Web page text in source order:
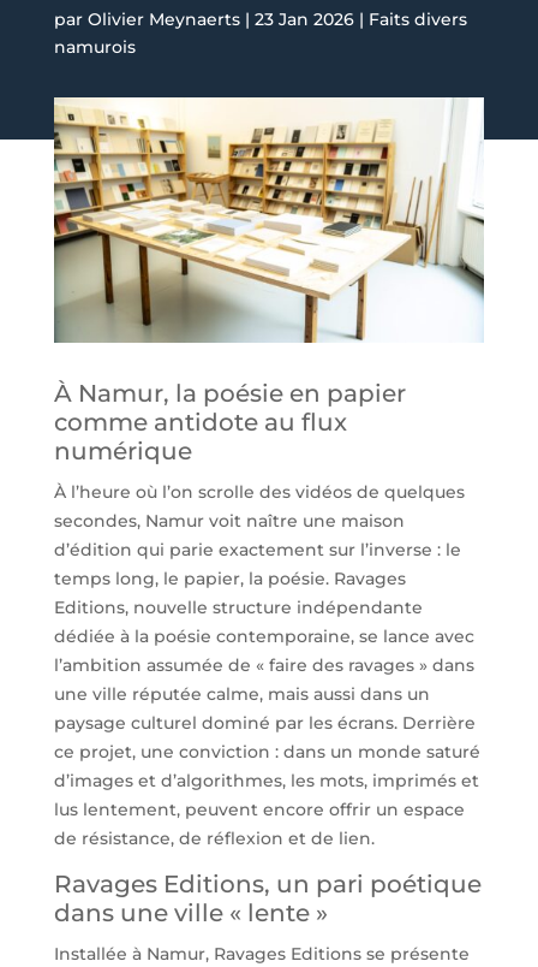
par Olivier Meynaerts| 23 Jan 2026| Faits divers
namurois
À Namur, la poésie en papier
comme antidote au flux
numérique
À l’heure où l’on scrolle des vidéos de quelques
secondes, Namur voit naître une maison
d’édition qui parie exactement sur l’inverse : le
temps long, le papier, la poésie. Ravages
Editions, nouvelle structure indépendante
dédiée à la poésie contemporaine, se lance avec
l’ambition assumée de « faire des ravages » dans
une ville réputée calme, mais aussi dans un
paysage culturel dominé par les écrans. Derrière
ce projet, une conviction : dans un monde saturé
d’images et d’algorithmes, les mots, imprimés et
lus lentement, peuvent encore offrir un espace
de résistance, de réflexion et de lien.
Ravages Editions, un pari poétique
dans une ville « lente »
Installée à Namur, Ravages Editions se présente